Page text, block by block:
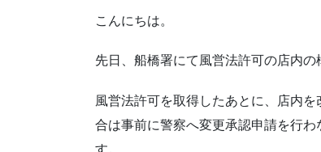
こんにちは。
先日、船橋署にて風営法許可の店内の
風営法許可を取得したあとに、店内
合は事前に警察へ変更承認申請を行
す。